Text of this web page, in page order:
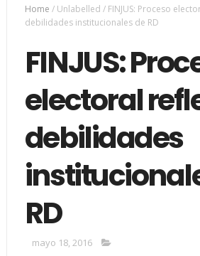
Home /Unlabelled / FINJUS: Proceso
debilidades institucionales de RD
FINJUS:
electoral
debilidades
RD
mayo 18, 2016